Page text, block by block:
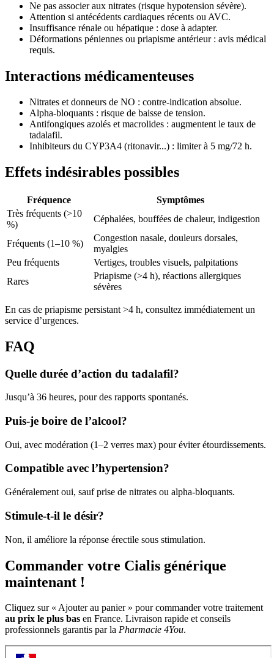
Ne pas associer aux nitrates (risque hypotension sévère).
Attention si antécédents cardiaques récents ou AVC.
Insuffisance rénale ou hépatique : dose à adapter.
Déformations péniennes ou priapisme antérieur : avis médical
requis.
Interactions médicamenteuses
Nitrates et donneurs de NO : contre-indication absolue.
Alpha-bloquants : risque de baisse de tension.
Antifongiques azolés et macrolides : augmentent le taux de
tadalafil.
Inhibiteurs du CYP3A4 (ritonavir...) : limiter à 5 mg/72 h.
Effets indésirables possibles
Fréquence
Symptômes
Très fréquents (>10
%)
Céphalées, bouffées de chaleur, indigestion
Fréquents (1–10 %)
Congestion nasale, douleurs dorsales,
myalgies
Peu fréquents
Vertiges, troubles visuels, palpitations
Rares
Priapisme (>4 h), réactions allergiques
sévères
En cas de priapisme persistant >4 h, consultez immédiatement un
service d’urgences.
FAQ
Quelle durée d’action du tadalafil?
Jusqu’à 36 heures, pour des rapports spontanés.
Puis-je boire de l’alcool?
Oui, avec modération (1–2 verres max) pour éviter étourdissements.
Compatible avec l’hypertension?
Généralement oui, sauf prise de nitrates ou alpha-bloquants.
Stimule-t-il le désir?
Non, il améliore la réponse érectile sous stimulation.
Commander votre Cialis générique
maintenant !
Cliquez sur « Ajouter au panier » pour commander votre traitement
au prix le plus bas en France. Livraison rapide et conseils
professionnels garantis par la Pharmacie 4You.